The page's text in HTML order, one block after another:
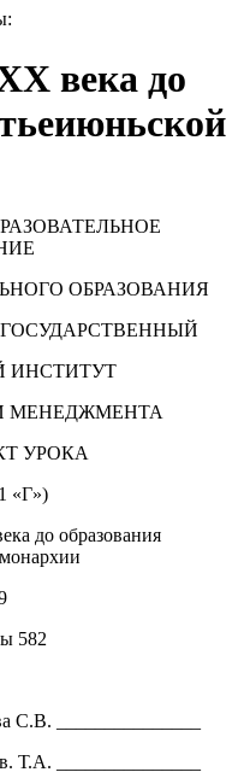
века до
ОБРАЗОВАНИЯ
ИНСТИТУТ
МЕНЕДЖМЕНТА
УРОКА
«Г»)
до образования
582
С.В. _______________
Т.А. _______________